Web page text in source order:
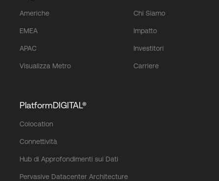
Americhe
EMEA
APAC
Visualizza Metro
Chi Siamo
Impatto
Investitori
Carriere
PlatformDIGITAL®
Colocation
Connettività
Hub di Approfondimenti sui Dati
Pervasive Datacenter Architecture